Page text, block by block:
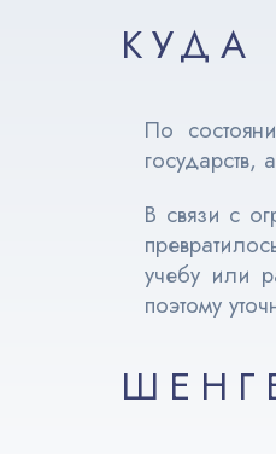
По
государств,
В связи с
учебу или
поэтому